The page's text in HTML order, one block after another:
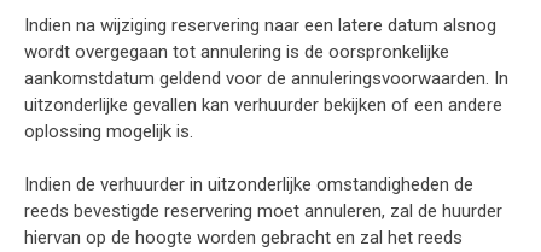
Indien na wijziging reservering naar een latere datum alsnog
wordt overgegaan tot annulering is de oorspronkelijke
aankomstdatum geldend voor de annuleringsvoorwaarden. In
uitzonderlijke gevallen kan verhuurder bekijken of een andere
oplossing mogelijk is.
Indien de verhuurder in uitzonderlijke omstandigheden de
reeds bevestigde reservering moet annuleren, zal de huurder
hiervan op de hoogte worden gebracht en zal het reeds